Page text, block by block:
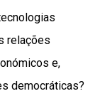
relações
e,
democráticas?